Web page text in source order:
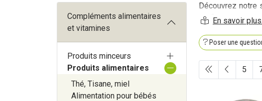
Découvrez notre
profitez du retrait
Poser une
5
Compléments alimentaires
et vitamines
Produits minceurs
Produits alimentaires
Thé, Tisane, miel
Alimentation pour bébés